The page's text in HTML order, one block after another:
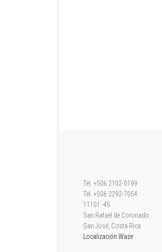
Tel. +506 2102-0199
Tel. +506 2292-7054
11101 -45
San Rafael de Coronado
San José, Costa Rica
Localización Waze